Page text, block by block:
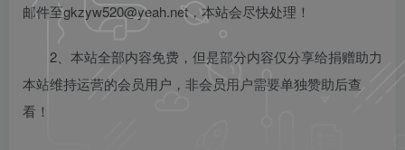
邮件至gkzyw520@yeah.net，本站会尽快处理！
2、本站全部内容免费，但是部分内容仅分享给捐赠助力
本站维持运营的会员用户，非会员用户需要单独赞助后查
看！